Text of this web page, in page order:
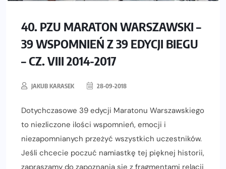
40. PZU MARATON WARSZAWSKI –
39 WSPOMNIEŃ Z 39 EDYCJI BIEGU
– CZ. VIII 2014-2017
JAKUB KARASEK 28-09-2018
Dotychczasowe 39 edycji Maratonu Warszawskiego
to niezliczone ilości wspomnień, emocji i
niezapomnianych przeżyć wszystkich uczestników.
Jeśli chcecie poczuć namiastkę tej pięknej historii,
zapraszamy do zapoznania się z fragmentami relacji